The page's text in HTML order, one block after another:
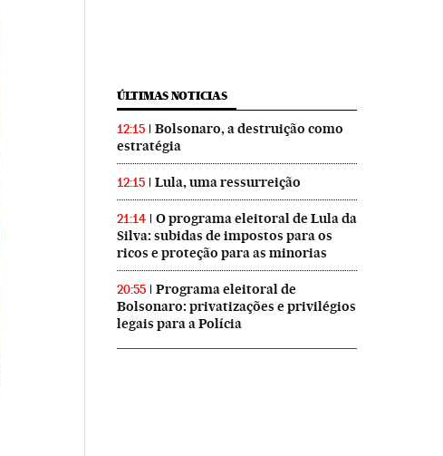
ÚLTIMAS NOTICIAS
12:15
Bolsonaro, a destruição como
estratégia
12:15 Lula, uma ressurreição
21:14
O programa eleitoral de Lula da
Silva: subidas de impostos para os
ricos e proteção para as minorias
20:55
Programa eleitoral de
Bolsonaro: privatizações e privilégios
legais para a Polícia